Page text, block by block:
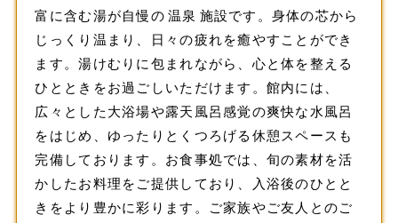
富に含む湯が自慢の 温泉 施設です。身体の芯から
じっくり温まり、日々の疲れを癒やすことができ
ます。湯けむりに包まれながら、心と体を整える
ひとときをお過ごしいただけます。館内には、
広々とした大浴場や露天風呂感覚の爽快な水風呂
をはじめ、ゆったりとくつろげる休憩スペースも
完備しております。お食事処では、旬の素材を活
かしたお料理をご提供しており、入浴後のひとと
きをより豊かに彩ります。ご家族やご友人とのご